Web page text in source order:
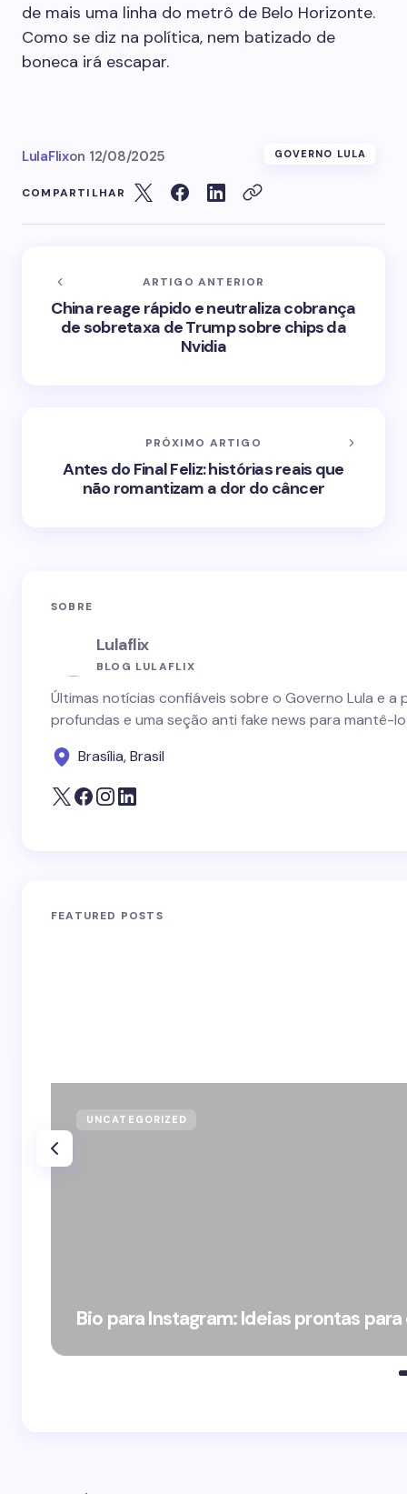
de mais uma linha do metrô de Belo Horizonte.
Como se diz na política, nem batizado de
boneca irá escapar.
LulaFlixon 12/08/2025 GOVERNO LULA
COMPARTILHAR
ARTIGO ANTERIOR
China reage rápido e neutraliza cobrança
de sobretaxa de Trump sobre chips da
Nvidia
PRÓXIMO ARTIGO
Antes do Final Feliz: histórias reais que
não romantizam a dor do câncer
SOBRE
Lulaflix
BLOG LULAFLIX
Últimas notícias confiáveis sobre o Governo Lula e
profundas e uma seção anti fake news para mantê-
Brasília, Brasil
FEATURED POSTS
UNCATEGORIZED
Bio para Instagram: Ideias prontas